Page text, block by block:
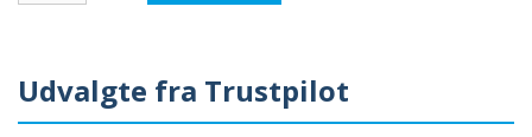
Udvalgte fra Trustpilot